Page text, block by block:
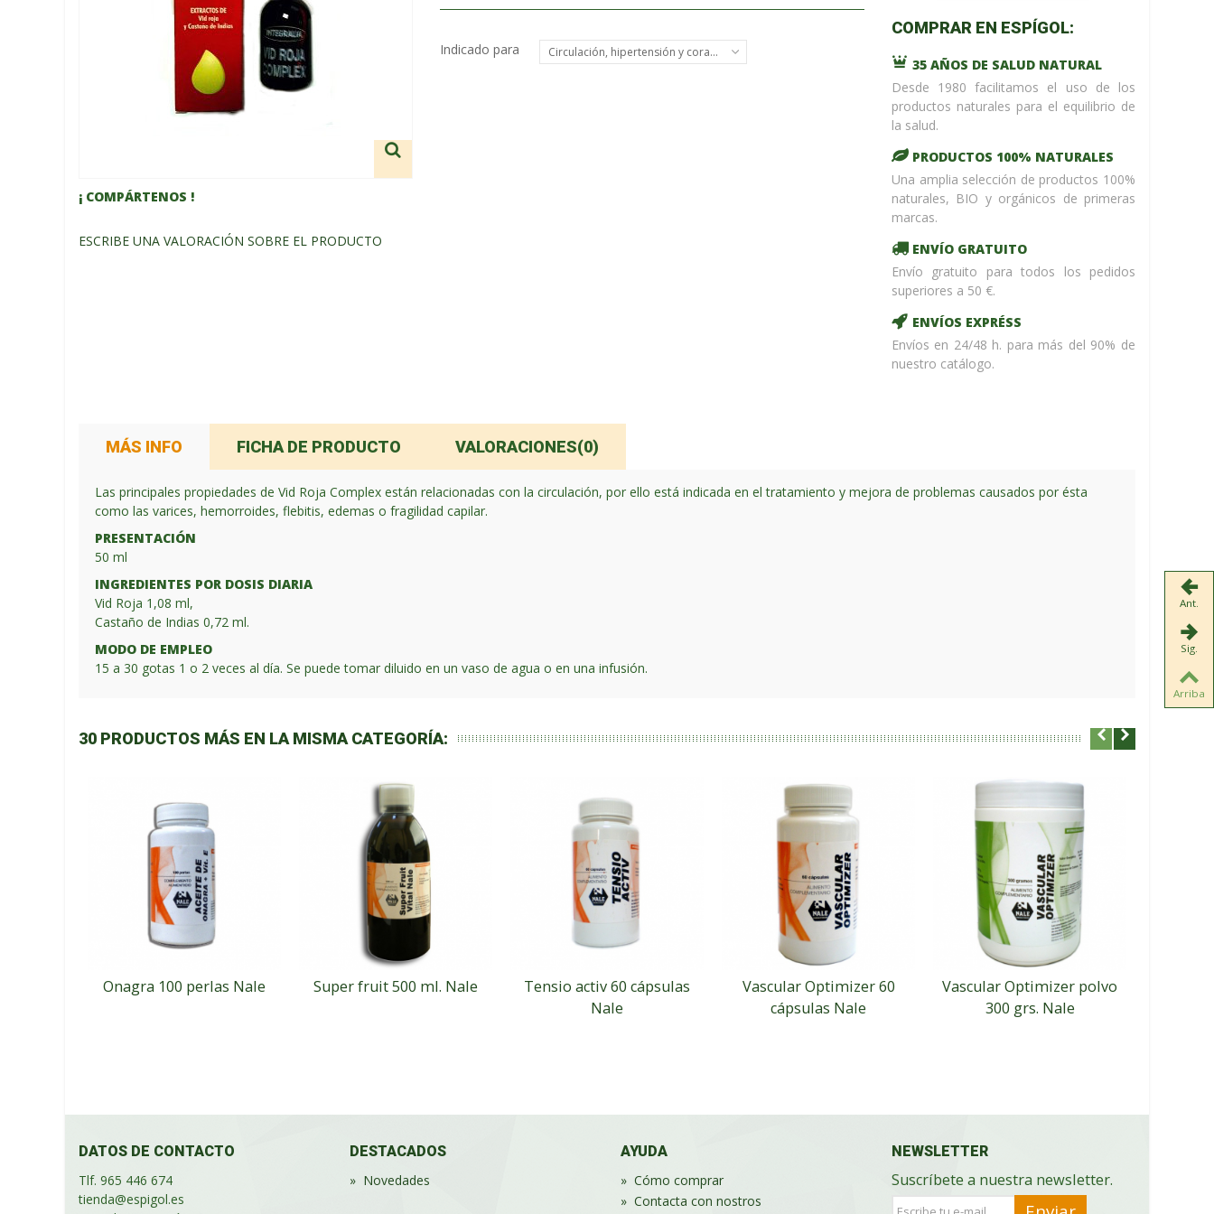
/home/upntonvr/
codeon
line 59
¡ %Dto !
¡ COMPÁRTENOS !
ESCRIBE UNA VALORACIÓN SOBRE EL PRODUCTO
Indicado para Circulación, hipertensión y corazón
COMPRAR EN ESPÍGOL:
35 AÑOS DE SALUD NATURAL
Desde 1980 facilitamos el uso de los
productos naturales para el equilibrio de
la salud.
PRODUCTOS 100% NATURALES
Una amplia selección de productos 100%
naturales, BIO y orgánicos de primeras
marcas.
ENVÍO GRATUITO
Envío gratuito para todos los pedidos
superiores a 50 €.
ENVÍOS EXPRÉSS
Envíos en 24/48 h. para más del 90% de
nuestro catálogo.
MÁS INFO FICHA DE PRODUCTO VALORACIONES(0)
Las principales propiedades de Vid Roja Complex están relacionadas con la circulación, por ello está indicada en el tratamiento y mejora de problemas causados por ésta
como las varices, hemorroides, flebitis, edemas o fragilidad capilar.
PRESENTACIÓN
50 ml
INGREDIENTES POR DOSIS DIARIA
Vid Roja 1,08 ml,
Castaño de Indias 0,72 ml.
MODO DE EMPLEO
15 a 30 gotas 1 o 2 veces al día. Se puede tomar diluido en un vaso de agua o en una infusión.
30 PRODUCTOS MÁS EN LA MISMA CATEGORÍA:
Onagra 100 perlas Nale Super fruit 500 ml. Nale
Tensio activ 60 cápsulas
Nale
Vascular Optimizer 60
cápsulas Nale
Vascular Optimizer polvo
300 grs. Nale
DATOS DE CONTACTO
Tlf. 965 446 674
tienda@espigol.es
DESTACADOS
» Novedades
AYUDA
» Cómo comprar
» Contacta con nostros
NEWSLETTER
Suscríbete a nuestra newsletter.
Ant.
Sig.
Arriba